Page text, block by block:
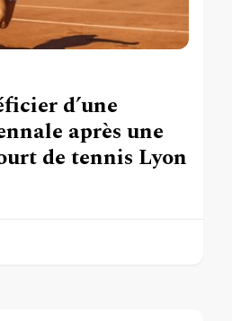
d’une
après une
de tennis Lyon